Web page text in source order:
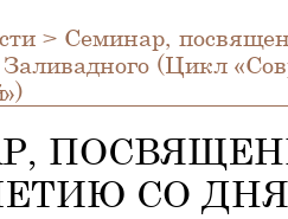
> Семинар,
(Цикл
СО ДНЯ